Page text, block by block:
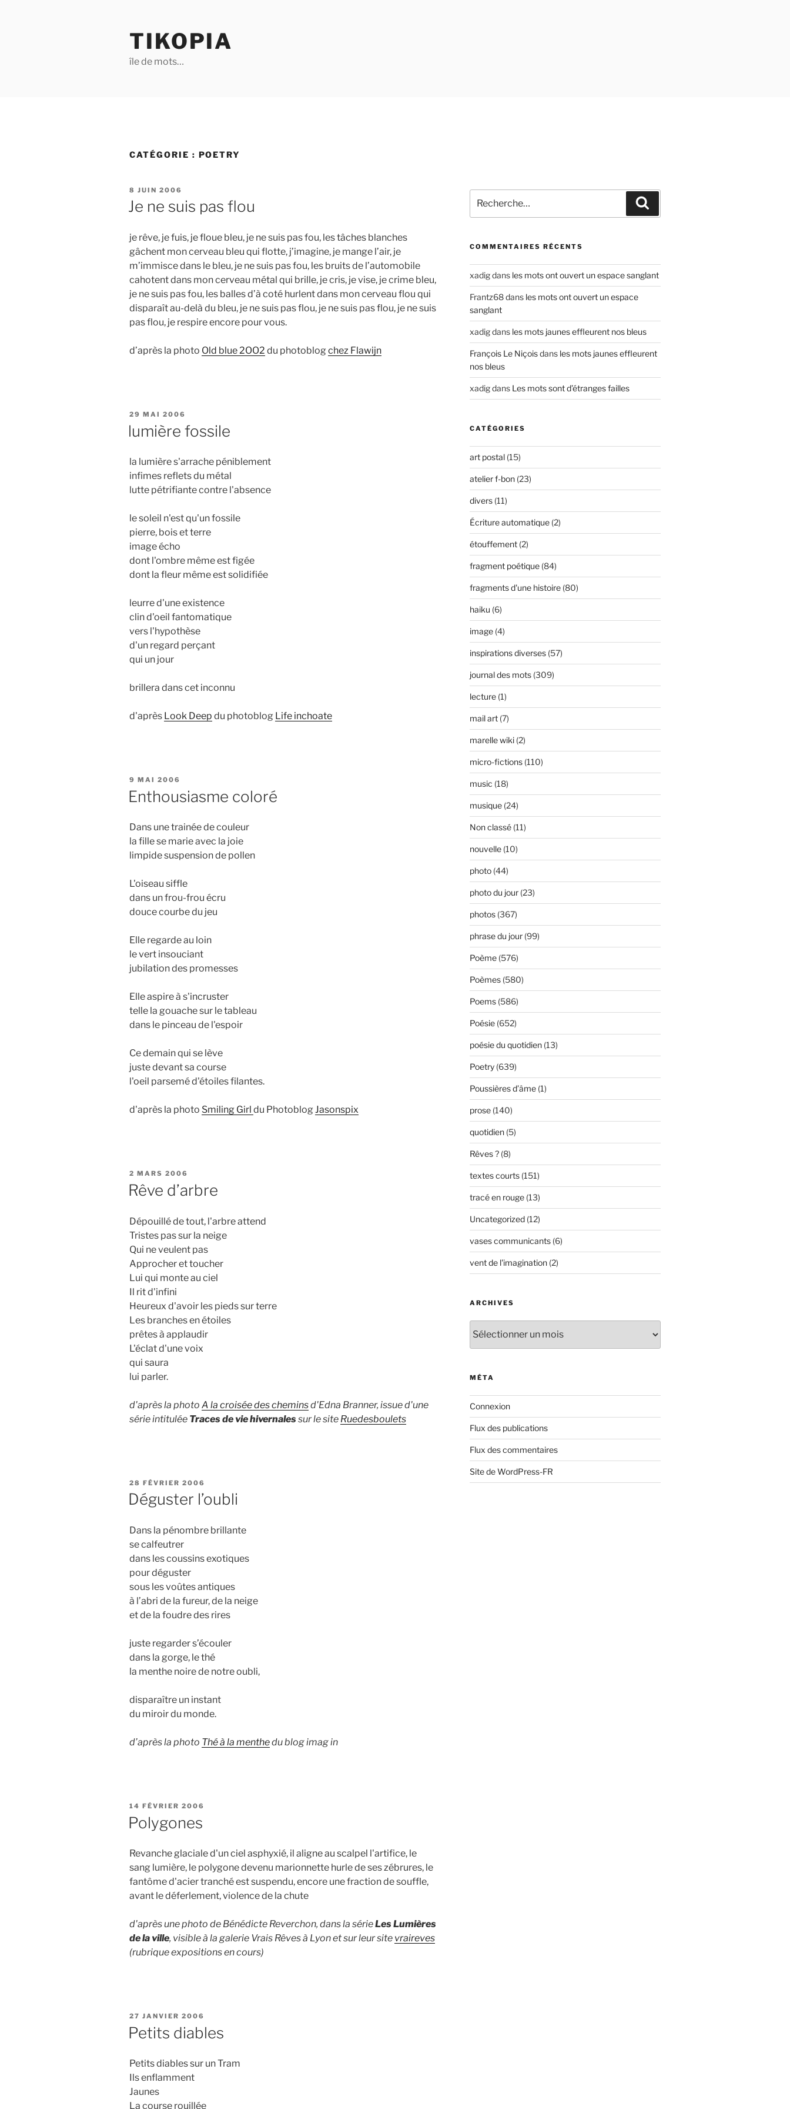
TIKOPIA
île de mots…
CATÉGORIE : POETRY
PUBLIÉ
LE
8 JUIN 2006
Je ne suis pas flou
je rêve, je fuis, je floue bleu, je ne suis pas fou, les tâches blanches
gâchent mon cerveau bleu qui flotte, j’imagine, je mange l’air, je
m’immisce dans le bleu, je ne suis pas fou, les bruits de l’automobile
cahotent dans mon cerveau métal qui brille, je cris, je vise, je crime bleu,
je ne suis pas fou, les balles d’à coté hurlent dans mon cerveau flou qui
disparaît au-delà du bleu, je ne suis pas flou, je ne suis pas flou, je ne suis
pas flou, je respire encore pour vous.
d’après la photo Old blue 2OO2 du photoblog chez Flawijn
PUBLIÉ
29 MAI 2006
lumière fossile
la lumière s'arrache péniblement
infimes reflets du métal
lutte pétrifiante contre l'absence
le soleil n'est qu'un fossile
pierre, bois et terre
image écho
dont l'ombre même est figée
dont la fleur même est solidifiée
leurre d'une existence
clin d'oeil fantomatique
vers l'hypothèse
d'un regard perçant
qui un jour
brillera dans cet inconnu
d'après Look Deep du photoblog Life inchoate
PUBLIÉ
LE
9 MAI 2006
Enthousiasme coloré
Dans une trainée de couleur
la fille se marie avec la joie
limpide suspension de pollen
L'oiseau siffle
dans un frou-frou écru
douce courbe du jeu
Elle regarde au loin
le vert insouciant
jubilation des promesses
Elle aspire à s'incruster
telle la gouache sur le tableau
dans le pinceau de l'espoir
Ce demain qui se lève
juste devant sa course
l'oeil parsemé d'étoiles filantes.
d'après la photo Smiling Girl du Photoblog Jasonspix
PUBLIÉ
LE
2 MARS 2006
Rêve d’arbre
Dépouillé de tout, l'arbre attend
Tristes pas sur la neige
Qui ne veulent pas
Approcher et toucher
Lui qui monte au ciel
Il rit d'infini
Heureux d'avoir les pieds sur terre
Les branches en étoiles
prêtes à applaudir
L'éclat d'une voix
qui saura
lui parler.
d'après la photo A la croisée des cheminsd'Edna Branner, issue d'une
série intitulée Traces de vie hivernales sur le site Ruedesboulets
PUBLIÉ
LE
28 FÉVRIER 2006
Déguster l’oubli
Dans la pénombre brillante
se calfeutrer
dans les coussins exotiques
pour déguster
sous les voûtes antiques
à l’abri de la fureur, de la neige
et de la foudre des rires
juste regarder s’écouler
dans la gorge, le thé
la menthe noire de notre oubli,
disparaître un instant
du miroir du monde.
d’après la photo Thé à la menthedu blog imag in
PUBLIÉ
14 FÉVRIER 2006
Polygones
Revanche glaciale d'un ciel asphyxié, il aligne au scalpel l'artifice, le
sang lumière, le polygone devenu marionnette hurle de ses zébrures, le
fantôme d'acier tranché est suspendu, encore une fraction de souffle,
avant le déferlement, violence de la chute
d'après une photo de Bénédicte Reverchon, dans la sérieLes Lumières
de la ville, visible à la galerie Vrais Rêves à Lyon et sur leur site vraireves
(rubrique expositions en cours)
PUBLIÉ
LE
27 JANVIER 2006
Petits diables
Petits diables sur un Tram
Ils enflamment
Jaunes
La course rouillée
pour
:
COMMENTAIRES RÉCENTS
xadigdans les mots ont ouvert un espace sanglant
Frantz68dans les mots ont ouvert un espace
sanglant
xadigdans les mots jaunes effleurent nos bleus
François Le Niçoisdans les mots jaunes effleurent
nos bleus
xadigdans Les mots sont d’étranges failles
CATÉGORIES
art postal(15)
atelier f-bon(23)
divers(11)
Écriture automatique(2)
étouffement(2)
fragment poétique(84)
fragments d'une histoire(80)
haiku (6)
image(4)
inspirations diverses(57)
journal des mots(309)
lecture(1)
mail art(7)
marelle wiki(2)
micro-fictions(110)
music (18)
musique(24)
Non classé(11)
nouvelle(10)
photo(44)
photo du jour(23)
photos(367)
phrase du jour(99)
Poème(576)
Poèmes(580)
Poems(586)
Poésie(652)
poésie du quotidien(13)
Poetry(639)
Poussières d’âme(1)
prose(140)
quotidien(5)
Rêves ?(8)
textes courts(151)
tracé en rouge(13)
Uncategorized(12)
vases communicants(6)
vent de l'imagination(2)
ARCHIVES
MÉTA
Connexion
Flux des publications
Flux des commentaires
Site de WordPress-FR